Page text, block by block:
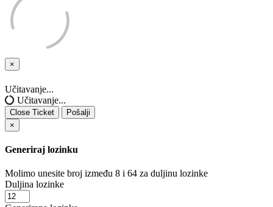
×
Close
Učitavanje...
Učitavanje...
Close Ticket
Pošalji
×
Generiraj lozinku
Molimo unesite broj između 8 i 64 za duljinu lozinke
Duljina lozinke